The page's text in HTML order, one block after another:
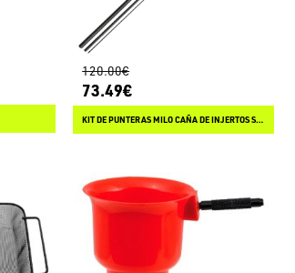
120.00€
73.49€
KIT DE PUNTERAS MILO CAÑA DE INJERTOS SANSON 24